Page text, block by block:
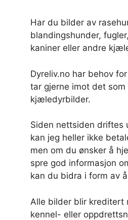
Har du bilder av
blandingshunder,
kaniner eller andre
Dyreliv.no har behov
tar gjerne imot det som
kjæledyrbilder.
Siden nettsiden driftes
kan jeg heller ikke
men om du ønsker å
spre god informasjon
kan du bidra i form av
Alle bilder blir kreditert
kennel- eller